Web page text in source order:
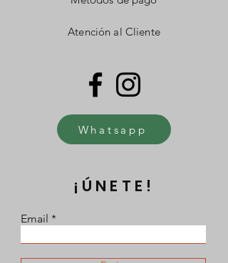
Atención al Cliente
Whatsapp
¡ÚNETE!
Email